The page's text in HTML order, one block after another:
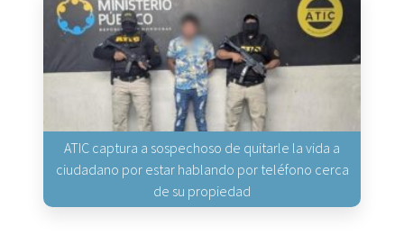
ATIC captura a sospechoso de quitarle la vida a
ciudadano por estar hablando por teléfono cerca
de su propiedad